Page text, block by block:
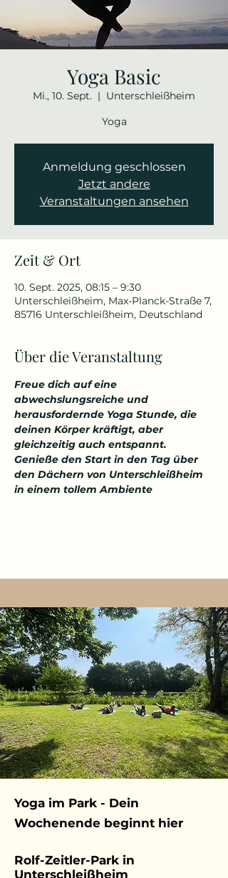
Yoga Basic
Mi., 10. Sept.
  |
Unterschleißheim
Yoga
Anmeldung geschlossen
Jetzt andere
Veranstaltungen ansehen
Zeit & Ort
10. Sept. 2025, 08:15 – 9:30
Unterschleißheim, Max-Planck-Straße 7,
85716 Unterschleißheim, Deutschland
Über die Veranstaltung
Freue dich auf eine
abwechslungsreiche und
herausfordernde Yoga Stunde, die
deinen Körper kräftigt, aber
gleichzeitig auch entspannt.
Genieße den Start in den Tag über
den Dächern von Unterschleißheim
in einem tollem Ambiente
Yoga im Park - Dein
Wochenende beginnt hier
Rolf-Zeitler-Park in
Unterschleißheim